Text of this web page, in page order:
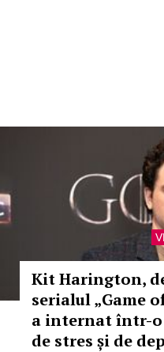
Kit Harington,
serialul „Game
a internat într-o
de stres și de